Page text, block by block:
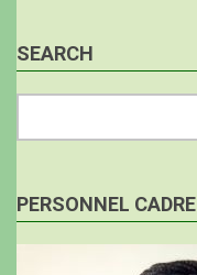
SEARCH
PERSONNEL CADRE